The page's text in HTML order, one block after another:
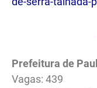
Prefeitura de
Vagas: 439